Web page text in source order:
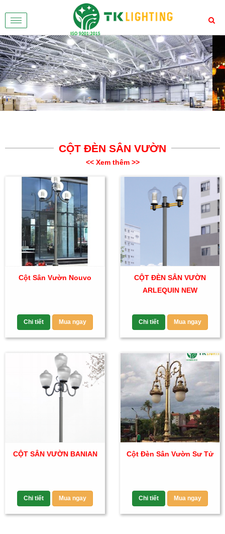
Toggle
navigation
Previous
CỘT ĐÈN SÂN VƯỜN
<< Xem thêm >>
Cột Sân Vườn Nouvo
Chi tiết Mua ngay
CỘT ĐÈN SÂN VƯỜN
ARLEQUIN NEW
Chi tiết Mua ngay
CỘT SÂN VƯỜN BANIAN
Chi tiết Mua ngay
Cột Đèn Sân Vườn Sư Tử
Chi tiết Mua ngay